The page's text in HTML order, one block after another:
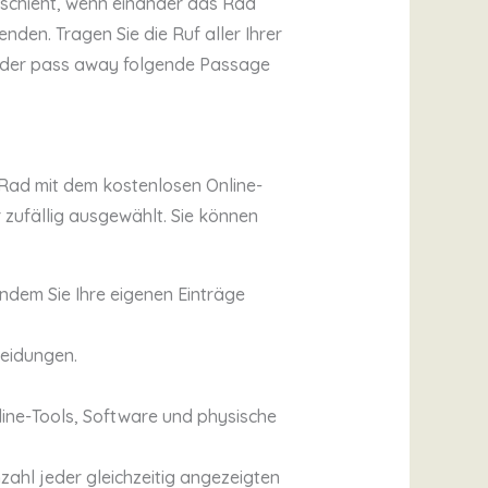
Tragen Sie die Ruf aller Ihrer
pass away folgende Passage
mit dem kostenlosen Online-
ausgewählt. Sie können
Sie Ihre eigenen Einträge
Tools, Software und physische
jeder gleichzeitig angezeigten